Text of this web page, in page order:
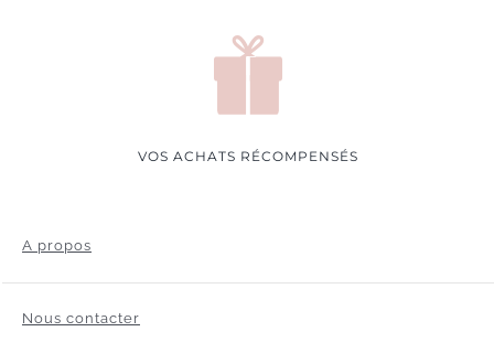
VOS ACHATS RÉCOMPENSÉS
A propos
Nous contacter